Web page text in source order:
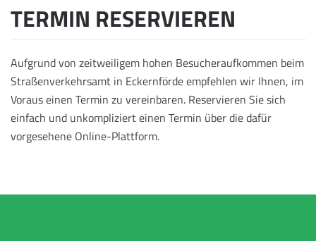
TERMIN RESERVIEREN
Aufgrund von zeitweiligem hohen Besucheraufkommen beim
Straßenverkehrsamt in Eckernförde empfehlen wir Ihnen, im
Voraus einen Termin zu vereinbaren. Reservieren Sie sich
einfach und unkompliziert einen Termin über die dafür
vorgesehene Online-Plattform.